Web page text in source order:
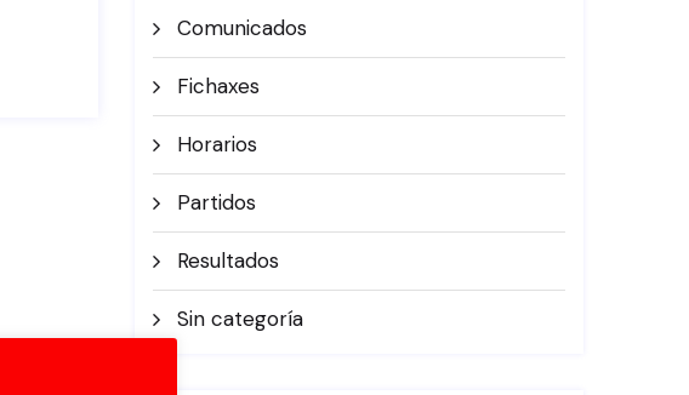
Comunicados
Fichaxes
Horarios
Partidos
Resultados
Sin categoría